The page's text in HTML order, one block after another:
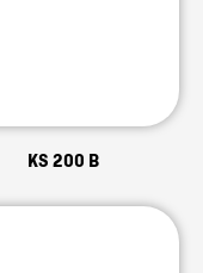
KS 200 B